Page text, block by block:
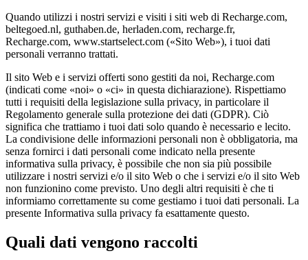
Quando utilizzi i nostri servizi e visiti i siti web di Recharge.com,
beltegoed.nl, guthaben.de, herladen.com, recharge.fr,
Recharge.com, www.startselect.com («Sito Web»), i tuoi dati
personali verranno trattati.
Il sito Web e i servizi offerti sono gestiti da noi, Recharge.com
(indicati come «noi» o «ci» in questa dichiarazione). Rispettiamo
tutti i requisiti della legislazione sulla privacy, in particolare il
Regolamento generale sulla protezione dei dati (GDPR). Ciò
significa che trattiamo i tuoi dati solo quando è necessario e lecito.
La condivisione delle informazioni personali non è obbligatoria, ma
senza fornirci i dati personali come indicato nella presente
informativa sulla privacy, è possibile che non sia più possibile
utilizzare i nostri servizi e/o il sito Web o che i servizi e/o il sito Web
non funzionino come previsto. Uno degli altri requisiti è che ti
informiamo correttamente su come gestiamo i tuoi dati personali. La
presente Informativa sulla privacy fa esattamente questo.
Quali dati vengono raccolti